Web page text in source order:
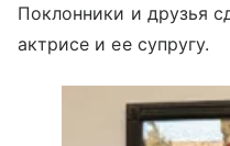
Поклонники и друзья
актрисе и ее супругу.